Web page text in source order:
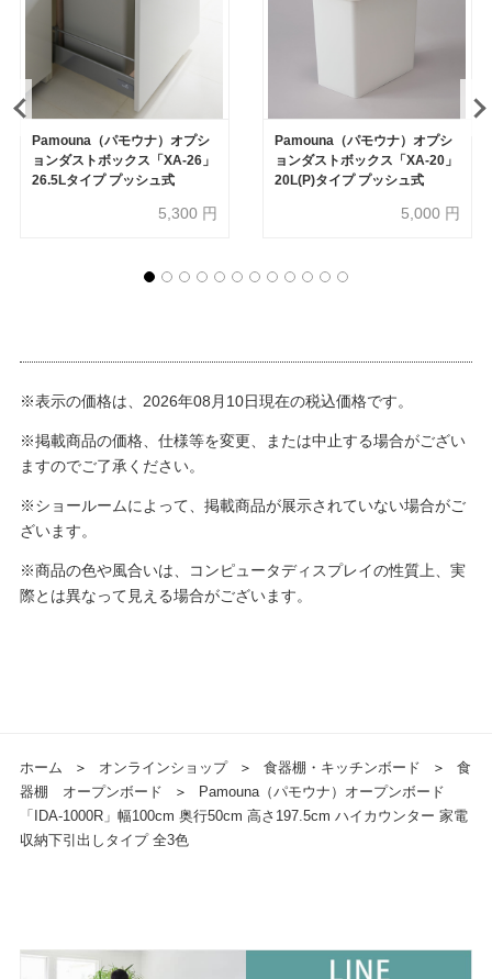
Pamouna（パモウナ）オプシ
ョンダストボックス「XA-26」
26.5Lタイプ プッシュ式
5,300 円
Pamouna（パモウナ）オプシ
ョンダストボックス「XA-20」
20L(P)タイプ プッシュ式
5,000 円
※表示の価格は、2026年08月10日現在の税込価格です。
※掲載商品の価格、仕様等を変更、または中止する場合がござい
ますのでご了承ください。
※ショールームによって、掲載商品が展示されていない場合がご
ざいます。
※商品の色や風合いは、コンピュータディスプレイの性質上、実
際とは異なって見える場合がございます。
ホーム ＞ オンラインショップ ＞ 食器棚・キッチンボード ＞
食
器棚 オープンボード
＞
Pamouna（パモウナ）オープンボード
「IDA-1000R」幅100cm 奥行50cm 高さ197.5cm ハイカウンター 家電
収納下引出しタイプ 全3色